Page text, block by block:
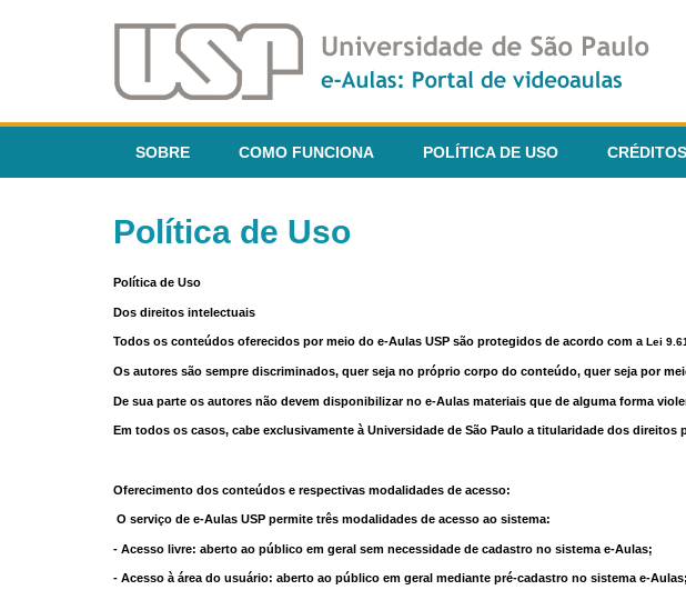
SOBRE COMO FUNCIONA POLÍTICA DE USO CRÉDITOS
Política de Uso
Política de Uso
Dos direitos intelectuais
Todos os conteúdos oferecidos por meio do e-Aulas USP são protegidos de acordo com a Lei
Os autores são sempre discriminados, quer seja no próprio corpo do conteúdo, quer seja por
De sua parte os autores não devem disponibilizar no e-Aulas materiais que de alguma forma
Em todos os casos, cabe exclusivamente à Universidade de São Paulo a titularidade dos
Oferecimento dos conteúdos e respectivas modalidades de acesso:
O serviço de e-Aulas USP permite três modalidades de acesso ao sistema:
- Acesso livre: aberto ao público em geral sem necessidade de cadastro no sistema e-Aulas;
- Acesso à área do usuário: aberto ao público em geral mediante pré-cadastro no sistema e-Aulas;